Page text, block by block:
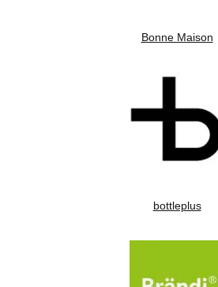
Bonne Maison
bottleplus